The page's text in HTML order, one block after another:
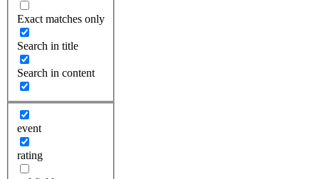
Exact matches only
Search in title
Search in content
event
rating